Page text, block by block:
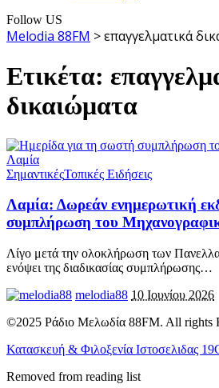
Follow US
Melodia 88FM >επαγγελματικά
Ετικέτα:
δικαιώματα
ΣημαντικέςΤοπικές Ειδήσεις
Λαμία: Δωρεάν ενημερωτική
συμπλήρωση του
Λίγο μετά την ολοκλήρωση των
ενόψει της διαδικασίας συμπλήρωσης…
melodia88 10 Ιουνίου 2026
©2025 Ράδιο Μελωδία 88FM. All rights
Κατασκευή & Φιλοξενία Ιστοσελιδας
Removed from reading list